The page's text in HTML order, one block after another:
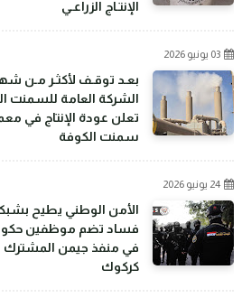
الإنتـاج الزراعـي
03 يونيو 2026
بعـد توقـف لأكثـر مـن
الشركة العامة للسمنت
تعلن عودة الإنتاج في
سمنت الكوفة
24 يونيو 2026
الأمن الوطني يطيح
فساد تضم موظفين
في منفذ جيمن المشترك
كركوك